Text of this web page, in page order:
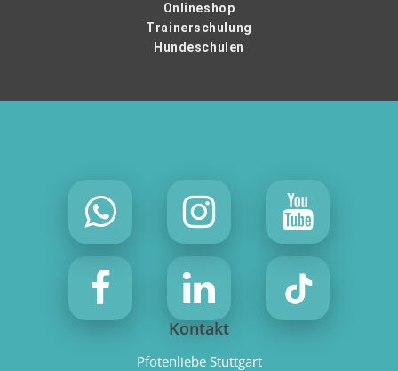
Onlineshop
Trainerschulung
Hundeschulen
Kontakt
Pfotenliebe Stuttgart